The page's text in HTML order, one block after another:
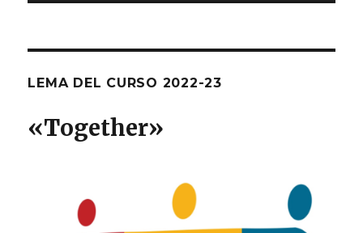
LEMA DEL CURSO 2022-23
«Together»